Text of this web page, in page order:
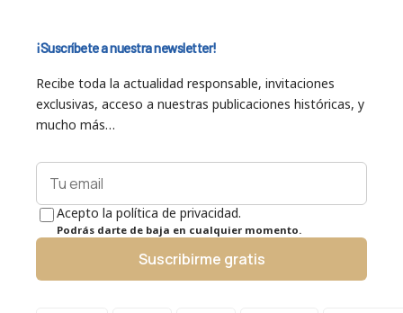
¡Suscríbete a nuestra newsletter!
Recibe toda la actualidad responsable, invitaciones
exclusivas, acceso a nuestras publicaciones históricas, y
mucho más…
Acepto la política de privacidad.
Podrás darte de baja en cualquier momento.
Suscribirme gratis